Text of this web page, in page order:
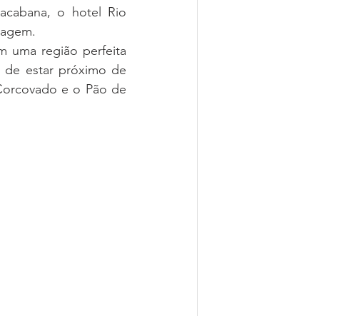
Grosso (MT)
Natal (RN)
o hotel Rio
uma região perfeita
estar próximo de
e o Pão de